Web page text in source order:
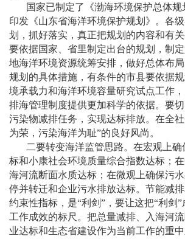
国家已制定了《渤海环境保护总体
印发《山东省海洋环境保护规划》。各
划，抓好落实，真正把规划的内容和有关
要依据国家、省里制定出台的规划，制
地海洋环境资源统筹安排，做好总体布
规划的具体措施，有条件的市县要依据
境承载力和海洋环境容量研究试点工作
排海管理制度提供更加科学的依据。要
污染物减排任务，实现达标排放。在全
为荣，污染海洋为耻”的良好风尚。
二要转变海洋监管思路。在宏观上
标和小康社会环境质量综合指数达标；
海河流断面水质达标；在微观上确保污
停并转迁和企业污水排放达标。节能减
约束性指标，是“利剑” ，要让这把“利剑”
工作成效的标尺。把总量减排、入海河
业达标和生态省建设作为当前工作的重